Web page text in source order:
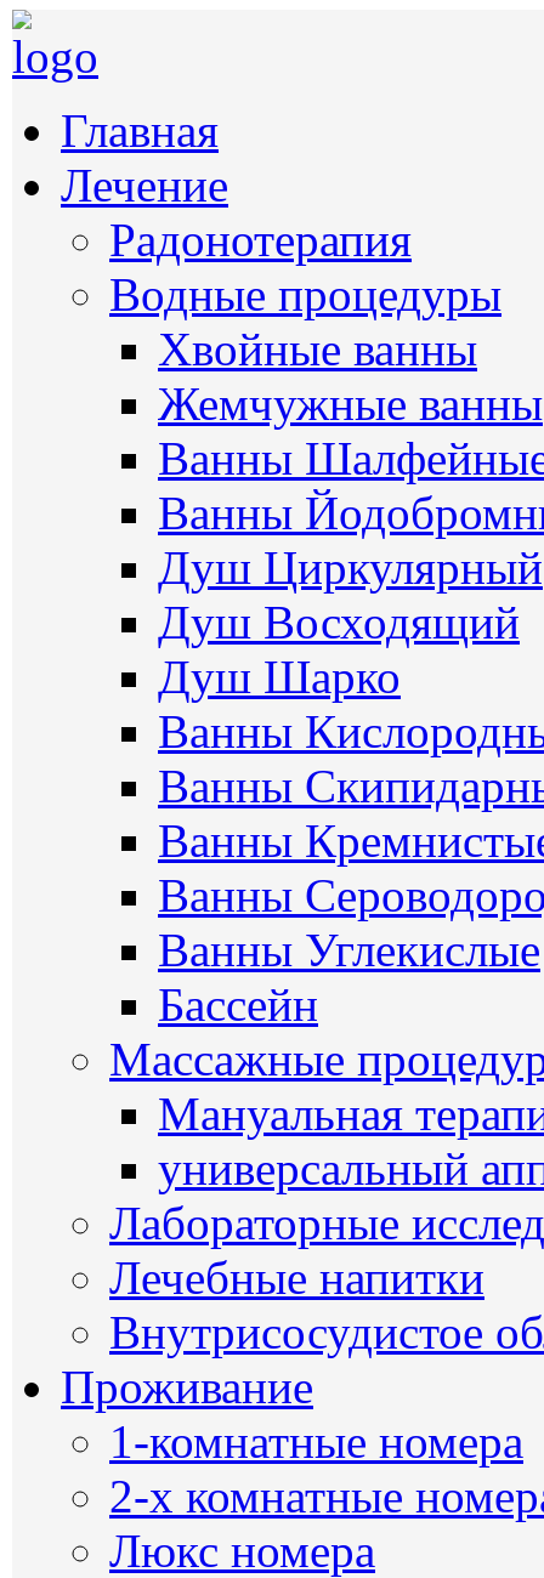
Главная
Лечение
Радонотерапия
Водные процедуры
Хвойные ванны
Жемчужные ванны
Ванны
Ванны
Душ Циркулярный
Душ Восходящий
Душ Шарко
Ванны
Ванны
Ванны
Ванны
Ванны Углекислые
Бассейн
Массажные
Мануальная
универсальный
Лабораторные
Лечебные напитки
Внутрисосудистое
Проживание
1-комнатные номера
2-х комнатные
Люкс номера